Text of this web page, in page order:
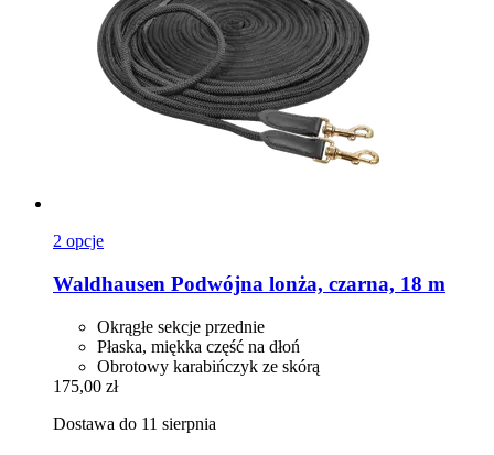
2 opcje
Waldhausen Podwójna lonża, czarna, 18 m
Okrągłe sekcje przednie
Płaska, miękka część na dłoń
Obrotowy karabińczyk ze skórą
175,00 zł
Dostawa do 11 sierpnia